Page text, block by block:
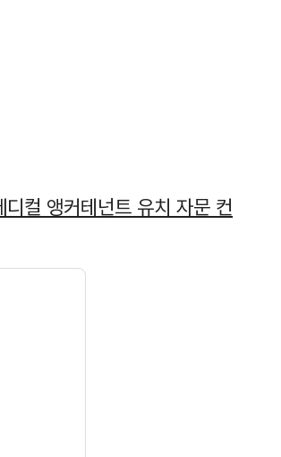
컬 앵커테넌트 유치 자문 컨